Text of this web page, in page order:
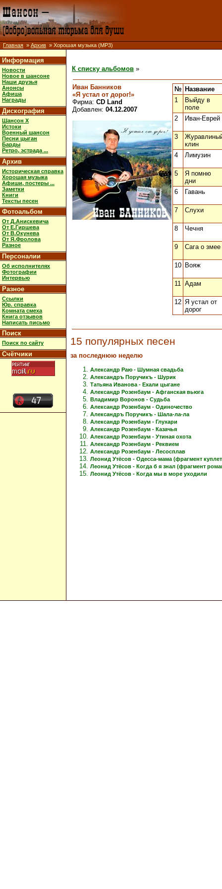
Главная » Архив » Хорошая музыка (MP3)
Информация
Новости
Новое в шансоне
Наши друзья
Анонсы
Афиша
Награды
Дискография
Шансон X
Истоки
Военный шансон
Песни цыган
Барды
Ретро, эстрада ...
Архив
Историческая справка
Хорошая музыка
Афиши, постеры ...
Заметки
Книги
Тексты песен
Фотоальбом
От Д.Анискевича
От Е.Гиршева
От В.Окунева
От Я.Фролова
Разное
Персоналии
Об исполнителях
Фотографии
Интервью
Разное
Ссылки
Юр. справка
Комната смеха
Книга отзывов
Написать письмо
Поиск
Поиск по сайту
Счётчики
К списку альбомов »
Иван Банников
«Я устал от дорог!»
Фирма: CD Land
Добавлен: 04.12.2007
№ Название
1
Выйду в
поле
2
Иван-Еврей
3
клин
4
Лимузин
5
Я помню
дни
6
Гавань
7 Слухи
8 Чечня
9 Сага о змее
10 Вояж
11 Адам
12 Я устал от
дорог
15 популярных песен
за последнюю неделю
Александр Раю - Шумная свадьба
Александръ Поручикъ - Шурик
Татьяна Иванова - Ехали цыгане
Александр Розенбаум - Афганская вьюга
Владимир Воронов - Судьба
Александр Розенбаум - Одиночество
Александръ Поручикъ - Шала-ла-ла
Александр Розенбаум - Глухари
Александр Розенбаум - Казачья
Александр Розенбаум - Утиная охота
Александр Розенбаум - Реквием
Александр Розенбаум - Лесосплав
Леонид Утёсов - Одесса-мама (фрагмент
Леонид Утёсов - Когда б я знал (фрагмент
Леонид Утёсов - Когда мы в море уходили